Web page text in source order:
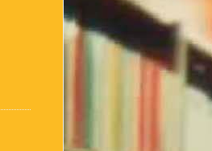
:
Conseils d’utilisation
comment je suis née !